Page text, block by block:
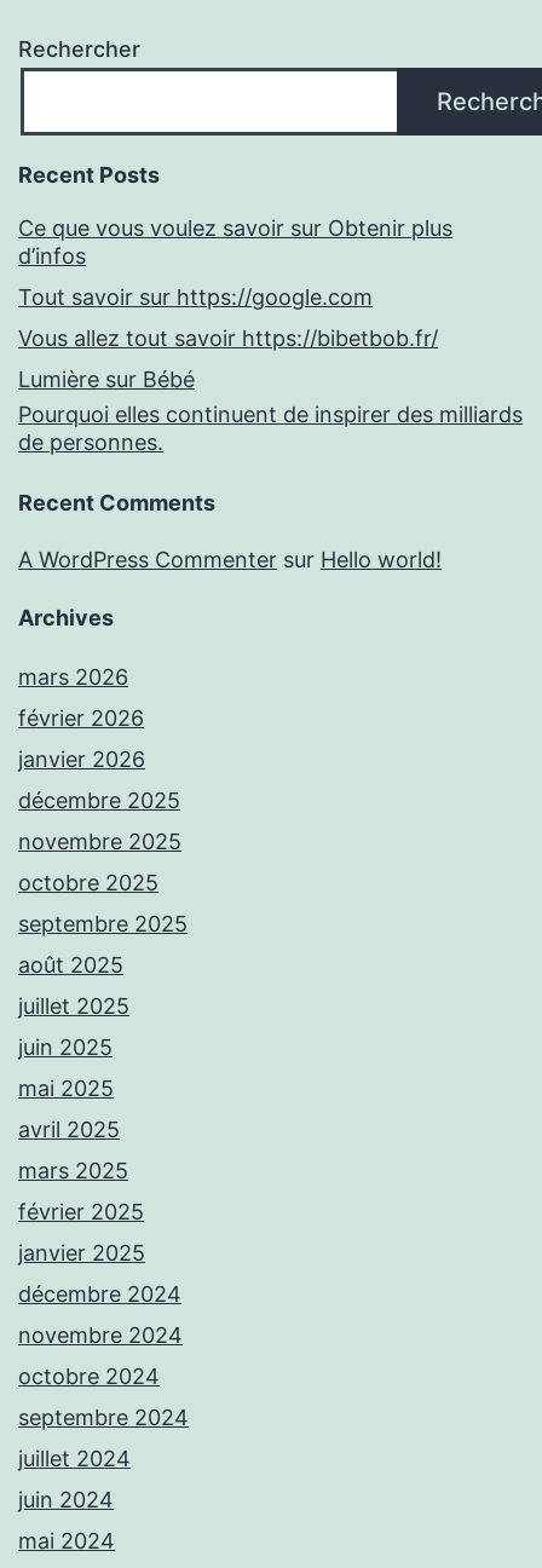
Rechercher
Recent Posts
Ce que vous voulez savoir sur Obtenir plus
d’infos
Tout savoir sur https://google.com
Vous allez tout savoir https://bibetbob.fr/
Lumière sur Bébé
Pourquoi elles continuent de inspirer des milliards
de personnes.
Recent Comments
A WordPress Commenter sur Hello world!
Archives
mars 2026
février 2026
janvier 2026
décembre 2025
novembre 2025
octobre 2025
septembre 2025
août 2025
juillet 2025
juin 2025
mai 2025
avril 2025
mars 2025
février 2025
janvier 2025
décembre 2024
novembre 2024
octobre 2024
septembre 2024
juillet 2024
juin 2024
mai 2024